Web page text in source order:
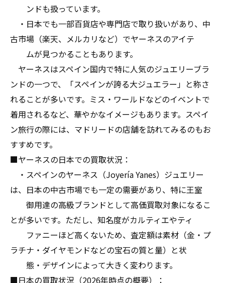
ンドも扱っています。
・日本でも一部百貨店や専門店で取り扱いがあり、中
古市場（楽天、メルカリなど）でヤーネスのアイテ
ムが見つかることもあります。
ヤーネスはスペイン国内で特に人気のジュエリーブラ
ンドの一つで、「スペインが誇る大ジュエラー」と称さ
れることが多いです。ミス・ワールドなどのイベントで
着用されるなど、華やかなイメージもあります。スペイ
ン旅行の際には、マドリードの店舗を訪れてみるのもお
すすめです。
■ヤーネスの日本での買取状況：
・スペインのヤーネス（Joyería Yanes）ジュエリー
は、日本の中古市場でも一定の需要があり、特に王室
御用達の高級ブランドとして高価買取対象になるこ
とが多いです。ただし、知名度がカルティエやティ
ファニーほど高くないため、査定額は素材（金・プ
ラチナ・ダイヤモンドなどの宝石の質と量）と状
態・デザインによって大きく変わります。
■日本の買取状況（2026年時点の概要）：